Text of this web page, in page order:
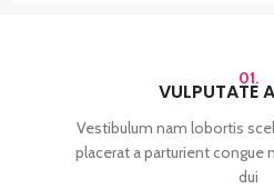
01.
VULPUTATE
Vestibulum nam lobortis
placerat a parturient
dui